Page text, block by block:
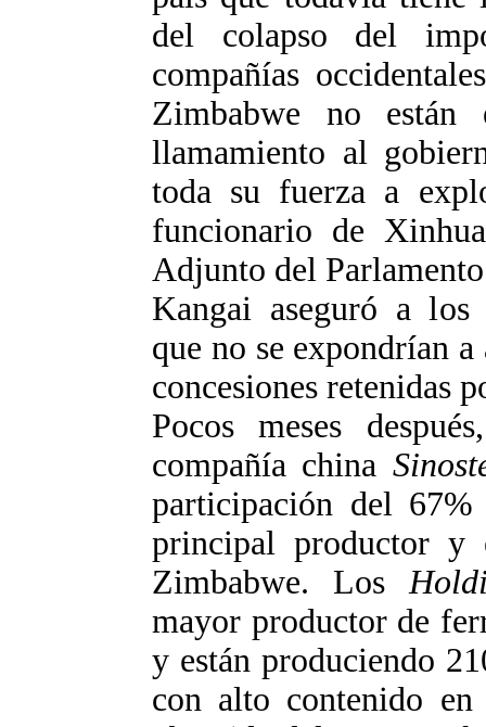
del colapso del
compañías
Zimbabwe no están
llamamiento al
toda su fuerza a
funcionario de
Adjunto del
Kangai aseguró a los
que no se expondrían
concesiones retenidas
Pocos meses
compañía china
participación del
principal productor y
Zimbabwe. Los
mayor productor de
y están produciendo
con alto contenido